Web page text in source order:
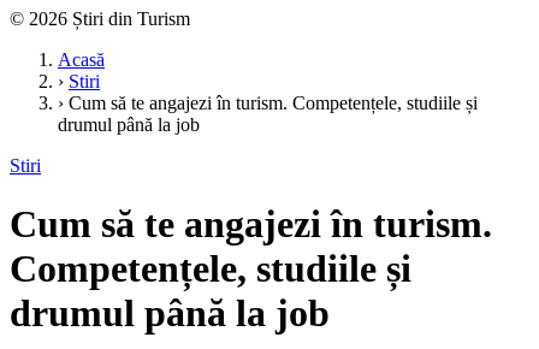
© 2026 Știri din Turism
Acasă
› Stiri
› Cum să te angajezi în turism. Competențele, studiile și
drumul până la job
Stiri
Cum să te angajezi în turism.
Competențele, studiile și
drumul până la job